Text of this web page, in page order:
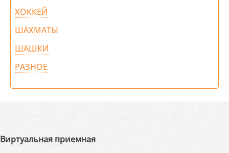
ХОККЕЙ
ШАХМАТЫ
ШАШКИ
РАЗНОЕ
Виртуальная приемная